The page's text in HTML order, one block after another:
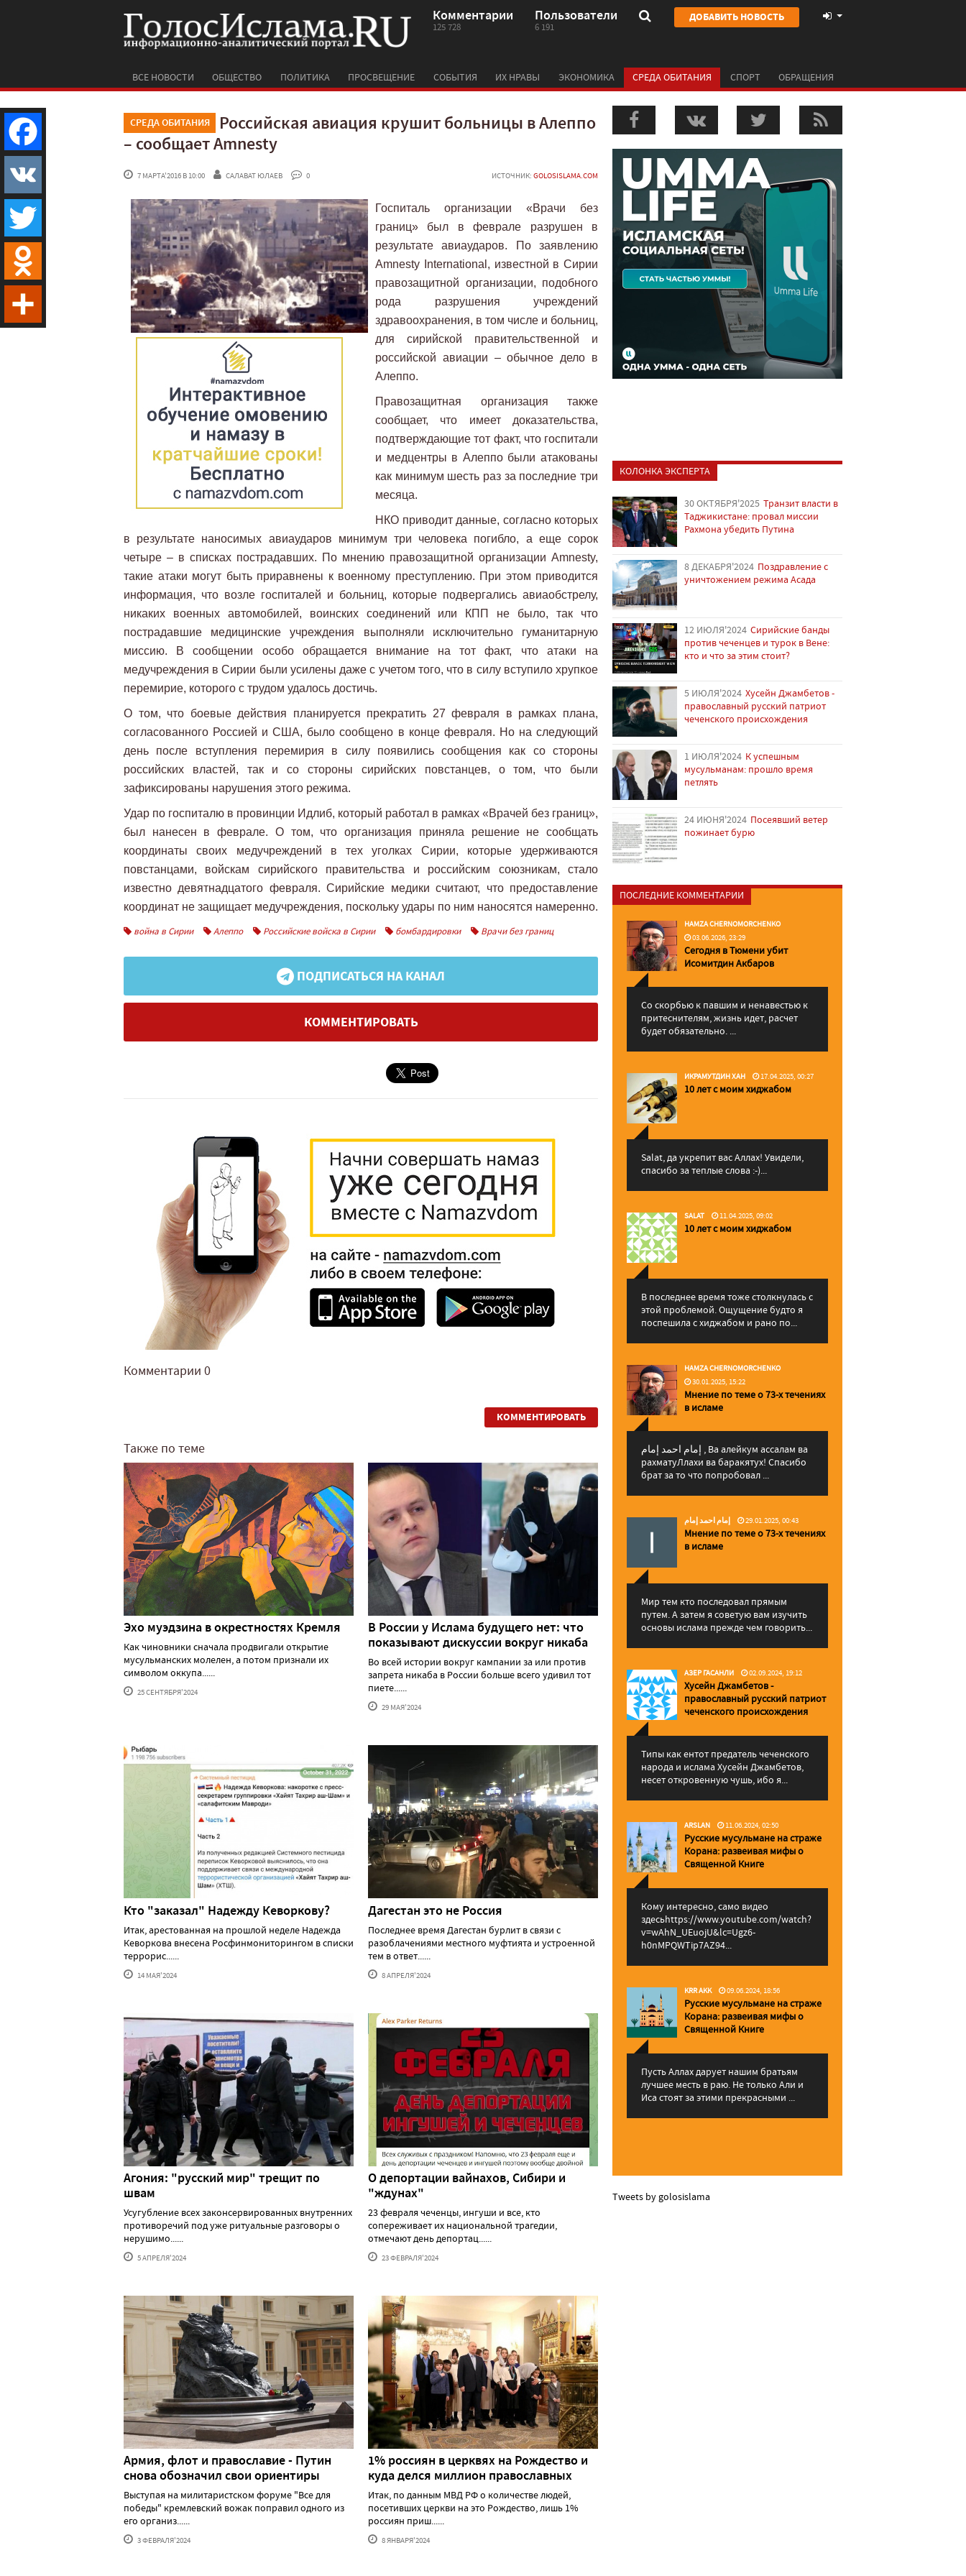
Комментарии
125 728
Пользователи
6 191
ДОБАВИТЬ НОВОСТЬ
ВСЕ НОВОСТИ ОБЩЕСТВО ПОЛИТИКА ПРОСВЕЩЕНИЕ СОБЫТИЯ ИХ НРАВЫ ЭКОНОМИКА СРЕДА ОБИТАНИЯ СПОРТ ОБРАЩЕНИЯ
СРЕДА ОБИТАНИЯ
Российская авиация крушит больницы в Алеппо
– сообщает Amnesty
7 МАРТА'2016 В 10:00 САЛАВАТ ЮЛАЕВ 0 ИСТОЧНИК: GOLOSISLAMA.COM
Госпиталь организации «Врачи без
границ» был в феврале разрушен в
результате авиаударов. По заявлению
Amnesty International, известной в Сирии
правозащитной организации, подобного
рода разрушения учреждений
здравоохранения, в том числе и больниц,
для сирийской правительственной и
российской авиации – обычное дело в
Алеппо.
Правозащитная организация также
сообщает, что имеет доказательства,
подтверждающие тот факт, что госпитали
и медцентры в Алеппо были атакованы
как минимум шесть раз за последние три
месяца.
НКО приводит данные, согласно которых
в результате наносимых авиаударов минимум три человека погибло, а еще сорок
четыре – в списках пострадавших. По мнению правозащитной организации Amnesty,
такие атаки могут быть приравнены к военному преступлению. При этом приводится
информация, что возле госпиталей и больниц, которые подвергались авиаобстрелу,
никаких военных автомобилей, воинских соединений или КПП не было, так что
пострадавшие медицинские учреждения выполняли исключительно гуманитарную
миссию. В сообщении особо обращается внимание на тот факт, что атаки на
медучреждения в Сирии были усилены даже с учетом того, что в силу вступило хрупкое
перемирие, которого с трудом удалось достичь.
О том, что боевые действия планируется прекратить 27 февраля в рамках плана,
согласованного Россией и США, было сообщено в конце февраля. Но на следующий
день после вступления перемирия в силу появились сообщения как со стороны
российских властей, так и со стороны сирийских повстанцев, о том, что были
зафиксированы нарушения этого режима.
Удар по госпиталю в провинции Идлиб, который работал в рамках «Врачей без границ»,
был нанесен в феврале. О том, что организация приняла решение не сообщать
координаты своих медучреждений в тех уголках Сирии, которые удерживаются
повстанцами, войскам сирийского правительства и российским союзникам, стало
известно девятнадцатого февраля. Сирийские медики считают, что предоставление
координат не защищает медучреждения, поскольку удары по ним наносятся намеренно.
война в Сирии
Алеппо Российские войска в Сирии бомбардировки Врачи без границ
ПОДПИСАТЬСЯ НА КАНАЛ
КОММЕНТИРОВАТЬ
Комментарии 0
КОММЕНТИРОВАТЬ
Также по теме
Эхо муэдзина в окрестностях Кремля
Как чиновники сначала продвигали открытие
мусульманских молелен, а потом признали их
символом оккупа......
25 СЕНТЯБРЯ'2024
В России у Ислама будущего нет: что
показывают дискуссии вокруг никаба
Во всей истории вокруг кампании за или против
запрета никаба в России больше всего удивил тот
пиете......
29 МАЯ'2024
Кто "заказал" Надежду Кеворкову?
Итак, арестованная на прошлой неделе Надежда
Кеворкова внесена Росфинмониторингом в списки
террорис......
14 МАЯ'2024
Дагестан это не Россия
Последнее время Дагестан бурлит в связи с
разоблачениями местного муфтията и устроенной
тем в ответ......
8 АПРЕЛЯ'2024
Агония: "русский мир" трещит по
швам
Усугубление всех законсервированных внутренних
противоречий под уже ритуальные разговоры о
нерушимо......
5 АПРЕЛЯ'2024
О депортации вайнахов, Сибири и
"ждунах"
23 февраля чеченцы, ингуши и все, кто
сопереживает их национальной трагедии,
отмечают день депортац......
23 ФЕВРАЛЯ'2024
Армия, флот и православие - Путин
снова обозначил свои ориентиры
Выступая на милитаристском форуме "Все для
победы" кремлевский вожак поправил одного из
его организ......
3 ФЕВРАЛЯ'2024
1% россиян в церквях на Рождество и
куда делся миллион православных
Итак, по данным МВД РФ о количестве людей,
посетивших церкви на это Рождество, лишь 1%
россиян приш......
8 ЯНВАРЯ'2024
КОЛОНКА ЭКСПЕРТА
30 ОКТЯБРЯ'2025 Транзит власти в
Таджикистане: провал миссии
Рахмона убедить Путина
8 ДЕКАБРЯ'2024 Поздравление с
уничтожением режима Асада
12 ИЮЛЯ'2024 Сирийские банды
против чеченцев и турок в Вене:
кто и что за этим стоит?
5 ИЮЛЯ'2024 Хусейн Джамбетов -
православный русский патриот
чеченского происхождения
1 ИЮЛЯ'2024 К успешным
мусульманам: прошло время
петлять
24 ИЮНЯ'2024 Посеявший ветер
пожинает бурю
ПОСЛЕДНИЕ КОММЕНТАРИИ
HAMZA CHERNOMORCHENKO
03.06.2026, 23:29
Сегодня в Тюмени убит
Исомитдин Акбаров
Со скорбью к павшим и ненавестью к
притеснителям, жизнь идет, расчет
будет обязательно. ...
ИКРАМУТДИН ХАН 17.04.2025, 00:27
10 лет с моим хиджабом
Salat, да укрепит вас Аллаx! Увидели,
спасибо за теплые слова :-)...
SALAT 11.04.2025, 09:02
10 лет с моим хиджабом
В последнее время тоже столкнулась с
этой проблемой. Ощущение будто я
поспешила с хиджабом и рано по...
HAMZA CHERNOMORCHENKO
30.01.2025, 15:22
Мнение по теме о 73-х течениях
в исламе
إمام احمد إمام , Ва алейкум ассалам ва
рахматуЛлахи ва баракятух! Спасибо
брат за то что попробовал ...
إمام احمد إمام 29.01.2025, 00:43
Мнение по теме о 73-х течениях
в исламе
Мир тем кто последовал прямым
путем. А затем я советую вам изучить
основы ислама прежде чем говорить...
АЗЕР ГАСАНЛИ 02.09.2024, 19:12
Хусейн Джамбетов -
православный русский патриот
чеченского происхождения
Типы как ентот предатель чеченского
народа и ислама Хусейн Джамбетов,
несет откровенную чушь, ибо я...
ARSLAN 11.06.2024, 02:50
Русские мусульмане на страже
Корана: pазвеивая мифы о
Священной Книге
Кому интересно, само видео
здесьhttps://www.youtube.com/watch?
v=wAhN_UEuojU&lc=Ugz6-
h0nMPQWTip7AZ94...
KRR AKK 09.06.2024, 18:56
Русские мусульмане на страже
Корана: pазвеивая мифы о
Священной Книге
Пусть Аллах дарует нашим братьям
лучшее месть в раю. Не только Али и
Иса стоят за этими прекрасными ...
Tweets by golosislama
Facebook
VK
Twitter
Odnoklassniki